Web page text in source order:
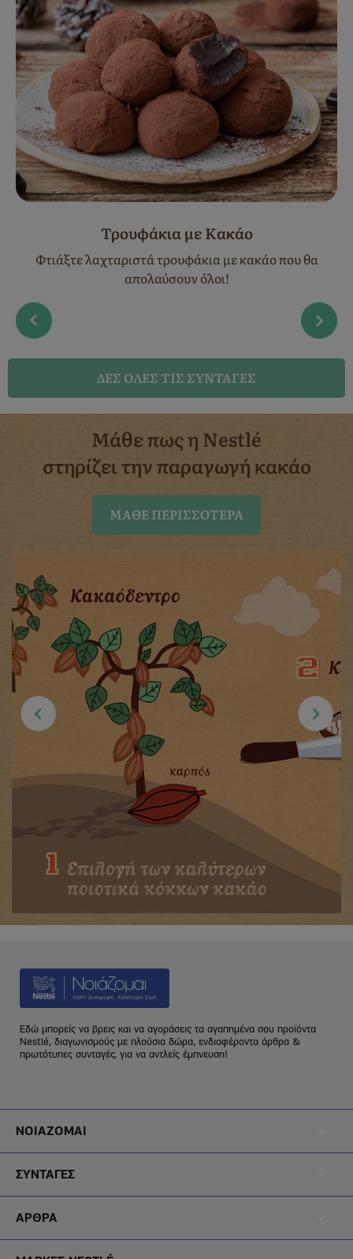
Τρουφάκια με Κακάο
Φτιάξτε λαχταριστά τρουφάκια με κακάο που θα
απολαύσουν όλοι!
ΔΈΣ ΌΛΕΣ ΤΙΣ ΣΥΝΤΑΓΈΣ
Μάθε πως η Nestlé
στηρίζει την παραγωγή κακάο
ΜΆΘΕ ΠΕΡΙΣΣΌΤΕΡΑ
Εδώ μπορείς να βρεις και να αγοράσεις τα αγαπημένα σου προϊόντα
Nestlé, διαγωνισμούς με πλούσια δώρα, ενδιαφέροντα άρθρα &
πρωτότυπες συνταγές, για να αντλείς έμπνευση!
Menu
ΝΟΙΑΖΟΜΑΙ
Menu
ΣΥΝΤΑΓΕΣ
Menu
ΑΡΘΡΑ